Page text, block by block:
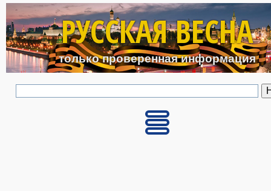
Перейти к основному
РУССКАЯ ВЕСНА
только проверенная информация